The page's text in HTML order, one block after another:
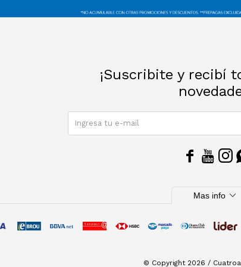
¡Suscribite y recibí
  
Mas info expand_more
© Copyright 2026 /